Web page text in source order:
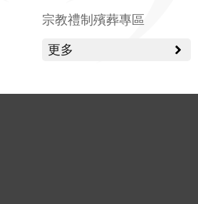
宗教禮制殯葬專區
更多